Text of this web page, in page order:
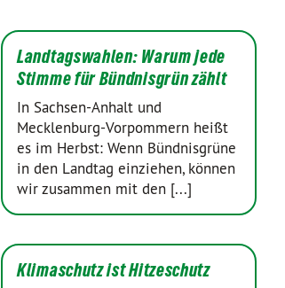
Landtagswahlen: Warum jede
Stimme für Bündnisgrün zählt
In Sachsen-Anhalt und
Mecklenburg-Vorpommern heißt
es im Herbst: Wenn Bündnisgrüne
in den Landtag einziehen, können
wir zusammen mit den [...]
Klimaschutz ist Hitzeschutz